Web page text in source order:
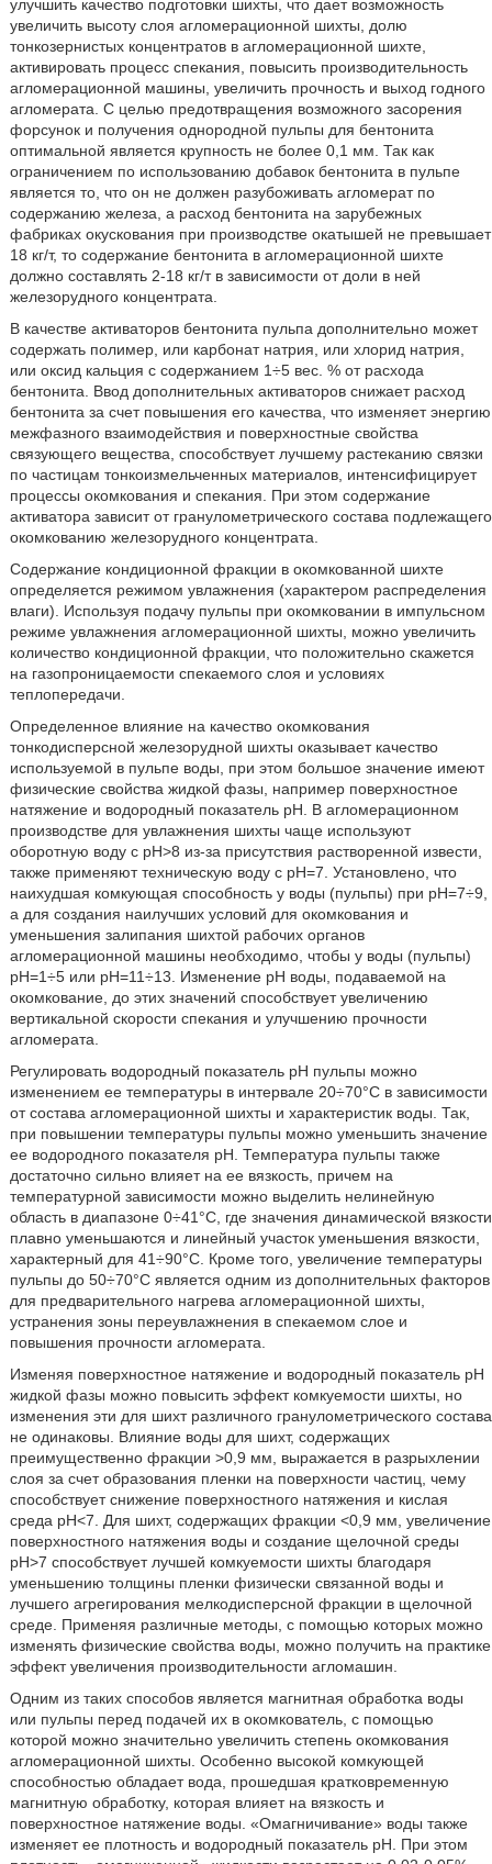
улучшить качество подготовки шихты, что дает возможность
увеличить высоту слоя агломерационной шихты, долю
тонкозернистых концентратов в агломерационной шихте,
активировать процесс спекания, повысить производительность
агломерационной машины, увеличить прочность и выход годного
агломерата. С целью предотвращения возможного засорения
форсунок и получения однородной пульпы для бентонита
оптимальной является крупность не более 0,1 мм. Так как
ограничением по использованию добавок бентонита в пульпе
является то, что он не должен разубоживать агломерат по
содержанию железа, а расход бентонита на зарубежных
фабриках окускования при производстве окатышей не превышает
18 кг/т, то содержание бентонита в агломерационной шихте
должно составлять 2-18 кг/т в зависимости от доли в ней
железорудного концентрата.
В качестве активаторов бентонита пульпа дополнительно может
содержать полимер, или карбонат натрия, или хлорид натрия,
или оксид кальция с содержанием 1÷5 вес. % от расхода
бентонита. Ввод дополнительных активаторов снижает расход
бентонита за счет повышения его качества, что изменяет энергию
межфазного взаимодействия и поверхностные свойства
связующего вещества, способствует лучшему растеканию связки
по частицам тонкоизмельченных материалов, интенсифицирует
процессы окомкования и спекания. При этом содержание
активатора зависит от гранулометрического состава подлежащего
окомкованию железорудного концентрата.
Содержание кондиционной фракции в окомкованной шихте
определяется режимом увлажнения (характером распределения
влаги). Используя подачу пульпы при окомковании в импульсном
режиме увлажнения агломерационной шихты, можно увеличить
количество кондиционной фракции, что положительно скажется
на газопроницаемости спекаемого слоя и условиях
теплопередачи.
Определенное влияние на качество окомкования
тонкодисперсной железорудной шихты оказывает качество
используемой в пульпе воды, при этом большое значение имеют
физические свойства жидкой фазы, например поверхностное
натяжение и водородный показатель pH. В агломерационном
производстве для увлажнения шихты чаще используют
оборотную воду с pH>8 из-за присутствия растворенной извести,
также применяют техническую воду с pH=7. Установлено, что
наихудшая комкующая способность у воды (пульпы) при pH=7÷9,
а для создания наилучших условий для окомкования и
уменьшения залипания шихтой рабочих органов
агломерационной машины необходимо, чтобы у воды (пульпы)
pH=1÷5 или pH=11÷13. Изменение pH воды, подаваемой на
окомкование, до этих значений способствует увеличению
вертикальной скорости спекания и улучшению прочности
агломерата.
Регулировать водородный показатель pH пульпы можно
изменением ее температуры в интервале 20÷70°C в зависимости
от состава агломерационной шихты и характеристик воды. Так,
при повышении температуры пульпы можно уменьшить значение
ее водородного показателя pH. Температура пульпы также
достаточно сильно влияет на ее вязкость, причем на
температурной зависимости можно выделить нелинейную
область в диапазоне 0÷41°C, где значения динамической вязкости
плавно уменьшаются и линейный участок уменьшения вязкости,
характерный для 41÷90°C. Кроме того, увеличение температуры
пульпы до 50÷70°С является одним из дополнительных факторов
для предварительного нагрева агломерационной шихты,
устранения зоны переувлажнения в спекаемом слое и
повышения прочности агломерата.
Изменяя поверхностное натяжение и водородный показатель pH
жидкой фазы можно повысить эффект комкуемости шихты, но
изменения эти для шихт различного гранулометрического состава
не одинаковы. Влияние воды для шихт, содержащих
преимущественно фракции >0,9 мм, выражается в разрыхлении
слоя за счет образования пленки на поверхности частиц, чему
способствует снижение поверхностного натяжения и кислая
среда pH<7. Для шихт, содержащих фракции <0,9 мм, увеличение
поверхностного натяжения воды и создание щелочной среды
pH>7 способствует лучшей комкуемости шихты благодаря
уменьшению толщины пленки физически связанной воды и
лучшего агрегирования мелкодисперсной фракции в щелочной
среде. Применяя различные методы, с помощью которых можно
изменять физические свойства воды, можно получить на практике
эффект увеличения производительности агломашин.
Одним из таких способов является магнитная обработка воды
или пульпы перед подачей их в окомкователь, с помощью
которой можно значительно увеличить степень окомкования
агломерационной шихты. Особенно высокой комкующей
способностью обладает вода, прошедшая кратковременную
магнитную обработку, которая влияет на вязкость и
поверхностное натяжение воды. «Омагничивание» воды также
изменяет ее плотность и водородный показатель pH. При этом